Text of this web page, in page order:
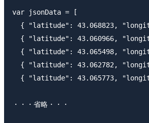
var jsonData = [
{ "latitude": 43.068823,
{ "latitude": 43.060966,
{ "latitude": 43.065498,
{ "latitude": 43.062782,
{ "latitude": 43.065773,
・・・省略・・・